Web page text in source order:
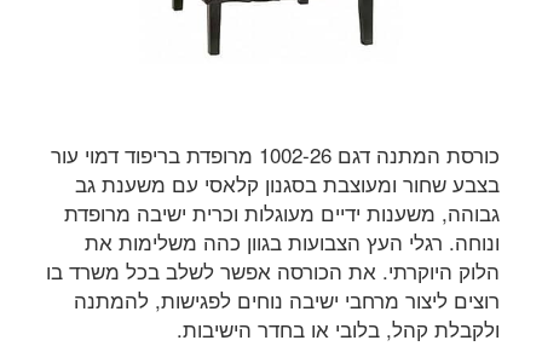
כורסת המתנה דגם 1002-26 מרופדת בריפוד דמוי עור
בצבע שחור ומעוצבת בסגנון קלאסי עם משענת גב
גבוהה, משענות ידיים מעוגלות וכרית ישיבה מרופדת
ונוחה. רגלי העץ הצבועות בגוון כהה משלימות את
הלוק היוקרתי. את הכורסה אפשר לשלב בכל משרד בו
רוצים ליצור מרחבי ישיבה נוחים לפגישות, להמתנה
ולקבלת קהל, בלובי או בחדר הישיבות.